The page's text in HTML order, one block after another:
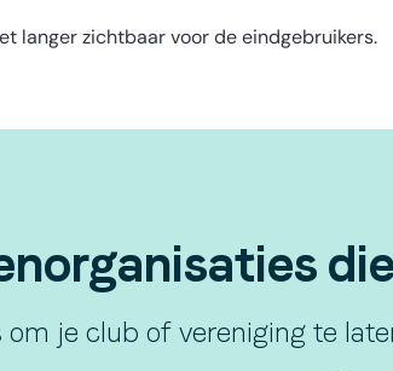
langer zichtbaar voor de eindgebruikers.
je club of vereniging te